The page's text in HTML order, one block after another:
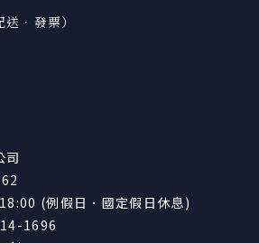
．發票）
司
(例假日．國定假日休息)
1696